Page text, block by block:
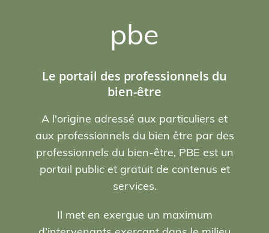
pbe
Le portail des professionnels du
bien-être
A l'origine adressé aux particuliers et
aux professionnels du bien être par des
professionnels du bien-être, PBE est un
portail public et gratuit de contenus et
services.
Il met en exergue un maximum